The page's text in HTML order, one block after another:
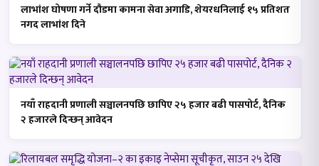
लाभांश घोषणा गर्ने दौडमा कामना सेवा अगाडि, शेयरधनिलाई १५ प्रतिशत
नगद लाभांश दिने
नयाँ राहदानी प्रणाली सञ्चालनपछि छापिए २५ हजार बढी पासपोर्ट, दैनिक
२ हजारले दिन्छन् आवेदन